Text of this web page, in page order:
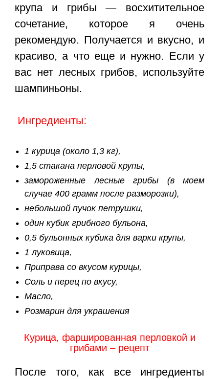
крупа и грибы — восхитительное
сочетание, которое я очень
рекомендую. Получается и вкусно, и
красиво, а что еще и нужно. Если у
вас нет лесных грибов, используйте
шампиньоны.
Ингредиенты:
1 курица (около 1,3 кг),
1,5 стакана перловой крупы,
замороженные лесные грибы (в моем
случае 400 грамм после разморозки),
небольшой пучок петрушки,
один кубик грибного бульона,
0,5 бульонных кубика для варки крупы,
1 луковица,
Приправа со вкусом курицы,
Соль и перец по вкусу,
Масло,
Розмарин для украшения
Курица, фаршированная перловкой и
грибами – рецепт
После того, как все ингредиенты